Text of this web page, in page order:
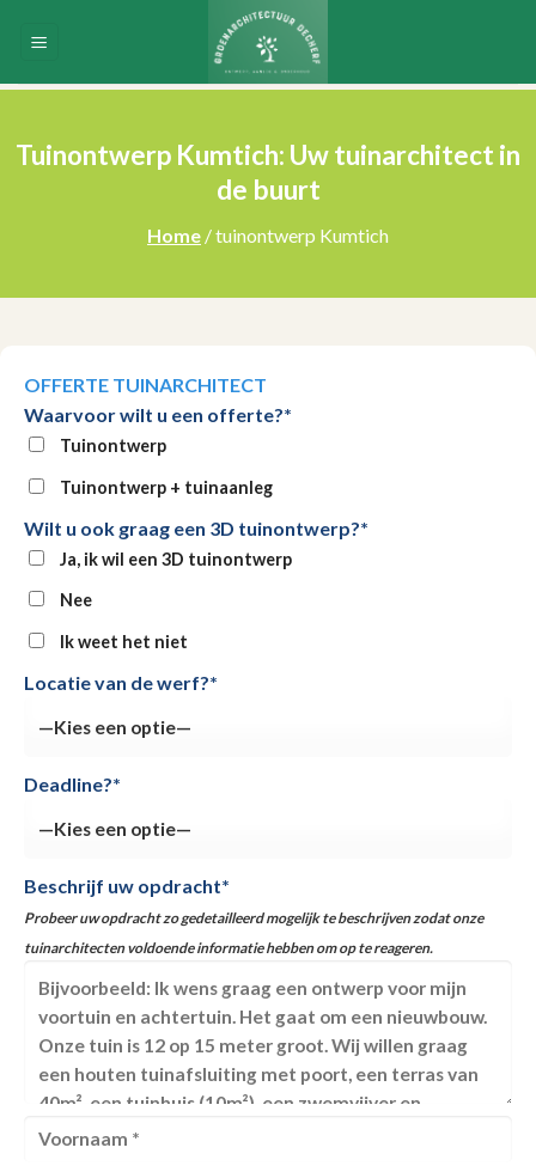
Tuinontwerp Kumtich: Uw tuinarchitect in
de buurt
Home / tuinontwerp Kumtich
OFFERTE TUINARCHITECT
Waarvoor wilt u een offerte?*
Tuinontwerp
Tuinontwerp + tuinaanleg
Wilt u ook graag een 3D tuinontwerp?*
Ja, ik wil een 3D tuinontwerp
Nee
Ik weet het niet
Locatie van de werf?*
Deadline?*
Beschrijf uw opdracht*
Probeer uw opdracht zo gedetailleerd mogelijk te beschrijven zodat onze
tuinarchitecten voldoende informatie hebben om op te reageren.